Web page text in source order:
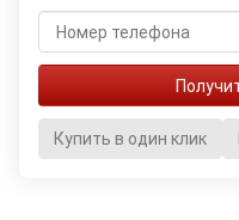
Купить в один клик